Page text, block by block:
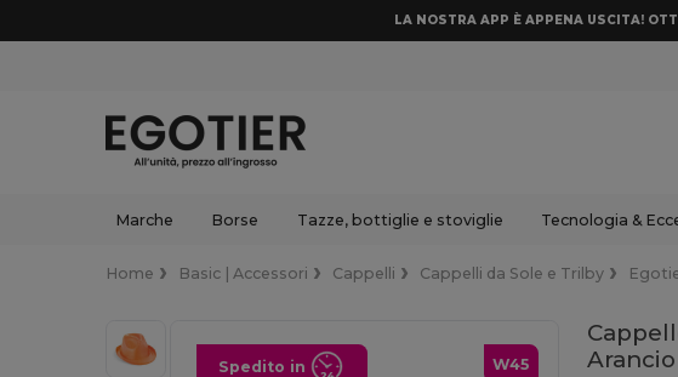
LA NOSTRA APP È APPENA USCITA!
Marche Borse Tazze, bottiglie e stoviglie Tecnologia &
Home Basic | Accessori Cappelli Cappelli da Sole e Trilby
W45
Spedito in
Arancio